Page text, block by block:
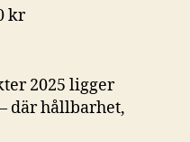
kr
2025 ligger
där hållbarhet,